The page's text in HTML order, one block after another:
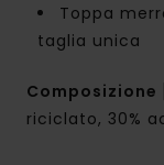
Toppa
taglia unica
Composizione
riciclato, 30%